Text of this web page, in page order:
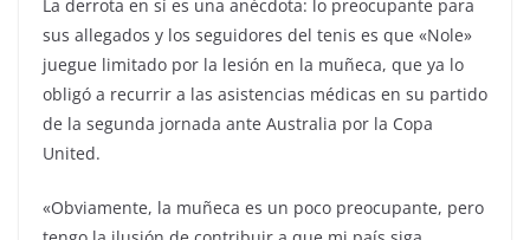
La derrota en sí es una anécdota: lo preocupante para
sus allegados y los seguidores del tenis es que «Nole»
juegue limitado por la lesión en la muñeca, que ya lo
obligó a recurrir a las asistencias médicas en su partido
de la segunda jornada ante Australia por la Copa
United.
«Obviamente, la muñeca es un poco preocupante, pero